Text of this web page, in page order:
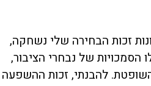
זכות הבחירה שלי נשחקה,
הסמכויות של נבחרי הציבור,
להבנתי, זכות ההשפעה